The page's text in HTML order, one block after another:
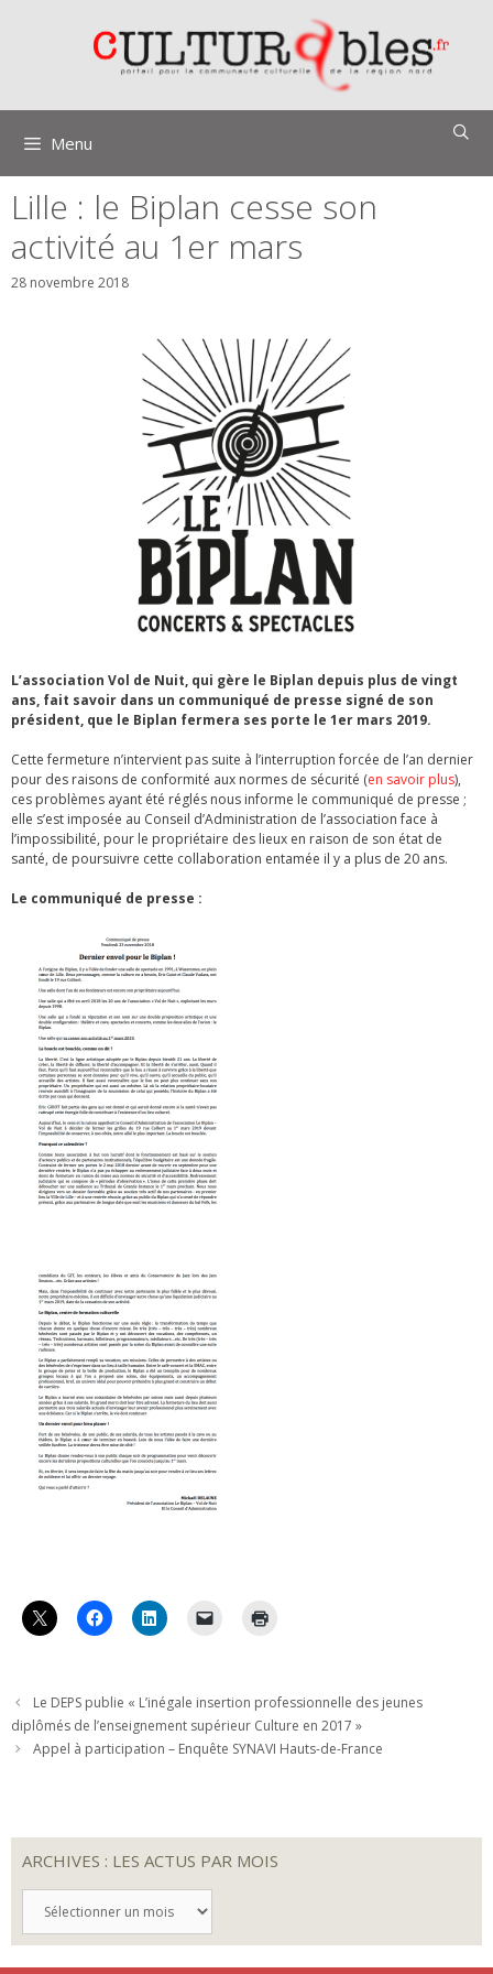
Menu
Lille : le Biplan cesse son
activité au 1er mars
28 novembre 2018
L’association Vol de Nuit, qui gère le Biplan depuis plus de vingt
ans, fait savoir dans un communiqué de presse signé de son
président, que le Biplan fermera ses porte le 1er mars 2019.
Cette fermeture n’intervient pas suite à l’interruption forcée de l’an dernier
pour des raisons de conformité aux normes de sécurité (en savoir plus),
ces problèmes ayant été réglés nous informe le communiqué de presse ;
elle s’est imposée au Conseil d’Administration de l’association face à
l’impossibilité, pour le propriétaire des lieux en raison de son état de
santé, de poursuivre cette collaboration entamée il y a plus de 20 ans.
Le communiqué de presse :
Le DEPS publie « L’inégale insertion professionnelle des jeunes
diplômés de l’enseignement supérieur Culture en 2017 »
Appel à participation – Enquête SYNAVI Hauts-de-France
ARCHIVES : LES ACTUS PAR MOIS
LES